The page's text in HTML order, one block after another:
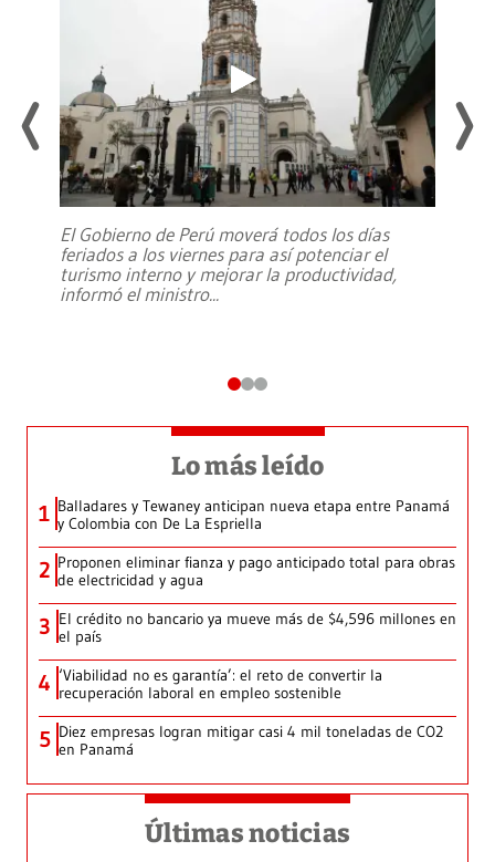
El Gobierno de Perú moverá todos los días
feriados a los viernes para así potenciar el
turismo interno y mejorar la productividad,
informó el ministro...
Lo más leído
1 Balladares y Tewaney anticipan nueva etapa entre Panamá
y Colombia con De La Espriella
2 Proponen eliminar fianza y pago anticipado total para obras
de electricidad y agua
3 El crédito no bancario ya mueve más de $4,596 millones en
el país
4 ‘Viabilidad no es garantía’: el reto de convertir la
recuperación laboral en empleo sostenible
5 Diez empresas logran mitigar casi 4 mil toneladas de CO2
en Panamá
Últimas noticias